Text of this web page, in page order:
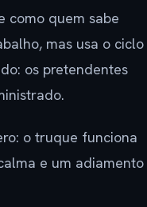
como quem sabe
mas usa o ciclo
os pretendentes
o truque funciona
e um adiamento